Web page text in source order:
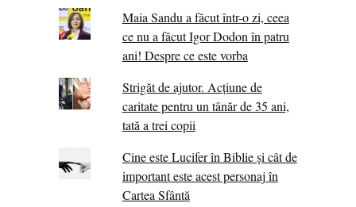
Maia Sandu a făcut într-o zi, ceea
ce nu a făcut Igor Dodon în patru
ani! Despre ce este vorba
Strigăt de ajutor. Acțiune de
caritate pentru un tânăr de 35 ani,
tată a trei copii
Cine este Lucifer în Biblie și cât de
important este acest personaj în
Cartea Sfântă